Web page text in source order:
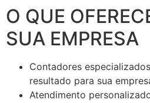
O QUE
SUA EMPRESA
Contadores
resultado para sua
Atendimento